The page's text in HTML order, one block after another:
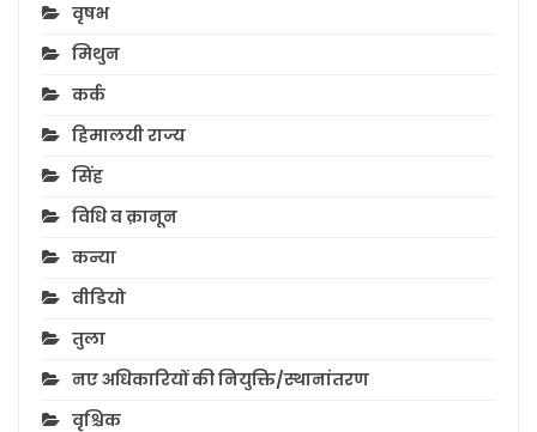
वृषभ
मिथुन
कर्क
हिमालयी राज्य
सिंह
विधि व क़ानून
कन्या
वीडियो
तुला
नए अधिकारियों की नियुक्ति/स्थानांतरण
वृश्चिक